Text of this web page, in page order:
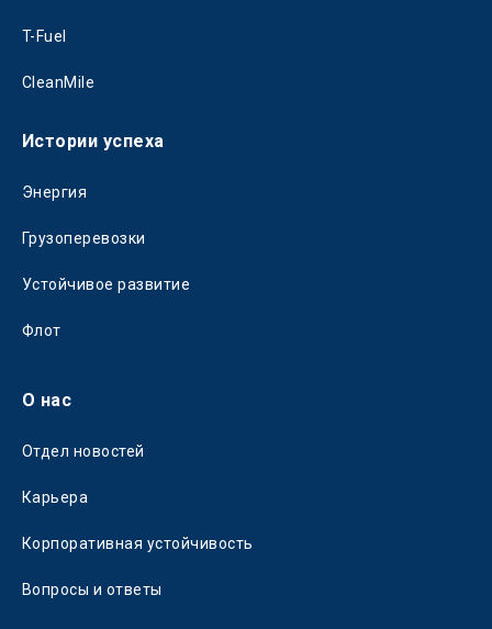
T-Fuel
CleanMile
Истории успеха
Энергия
Грузоперевозки
Устойчивое развитие
Флот
О нас
Отдел новостей
Карьера
Корпоративная устойчивость
Вопросы и ответы